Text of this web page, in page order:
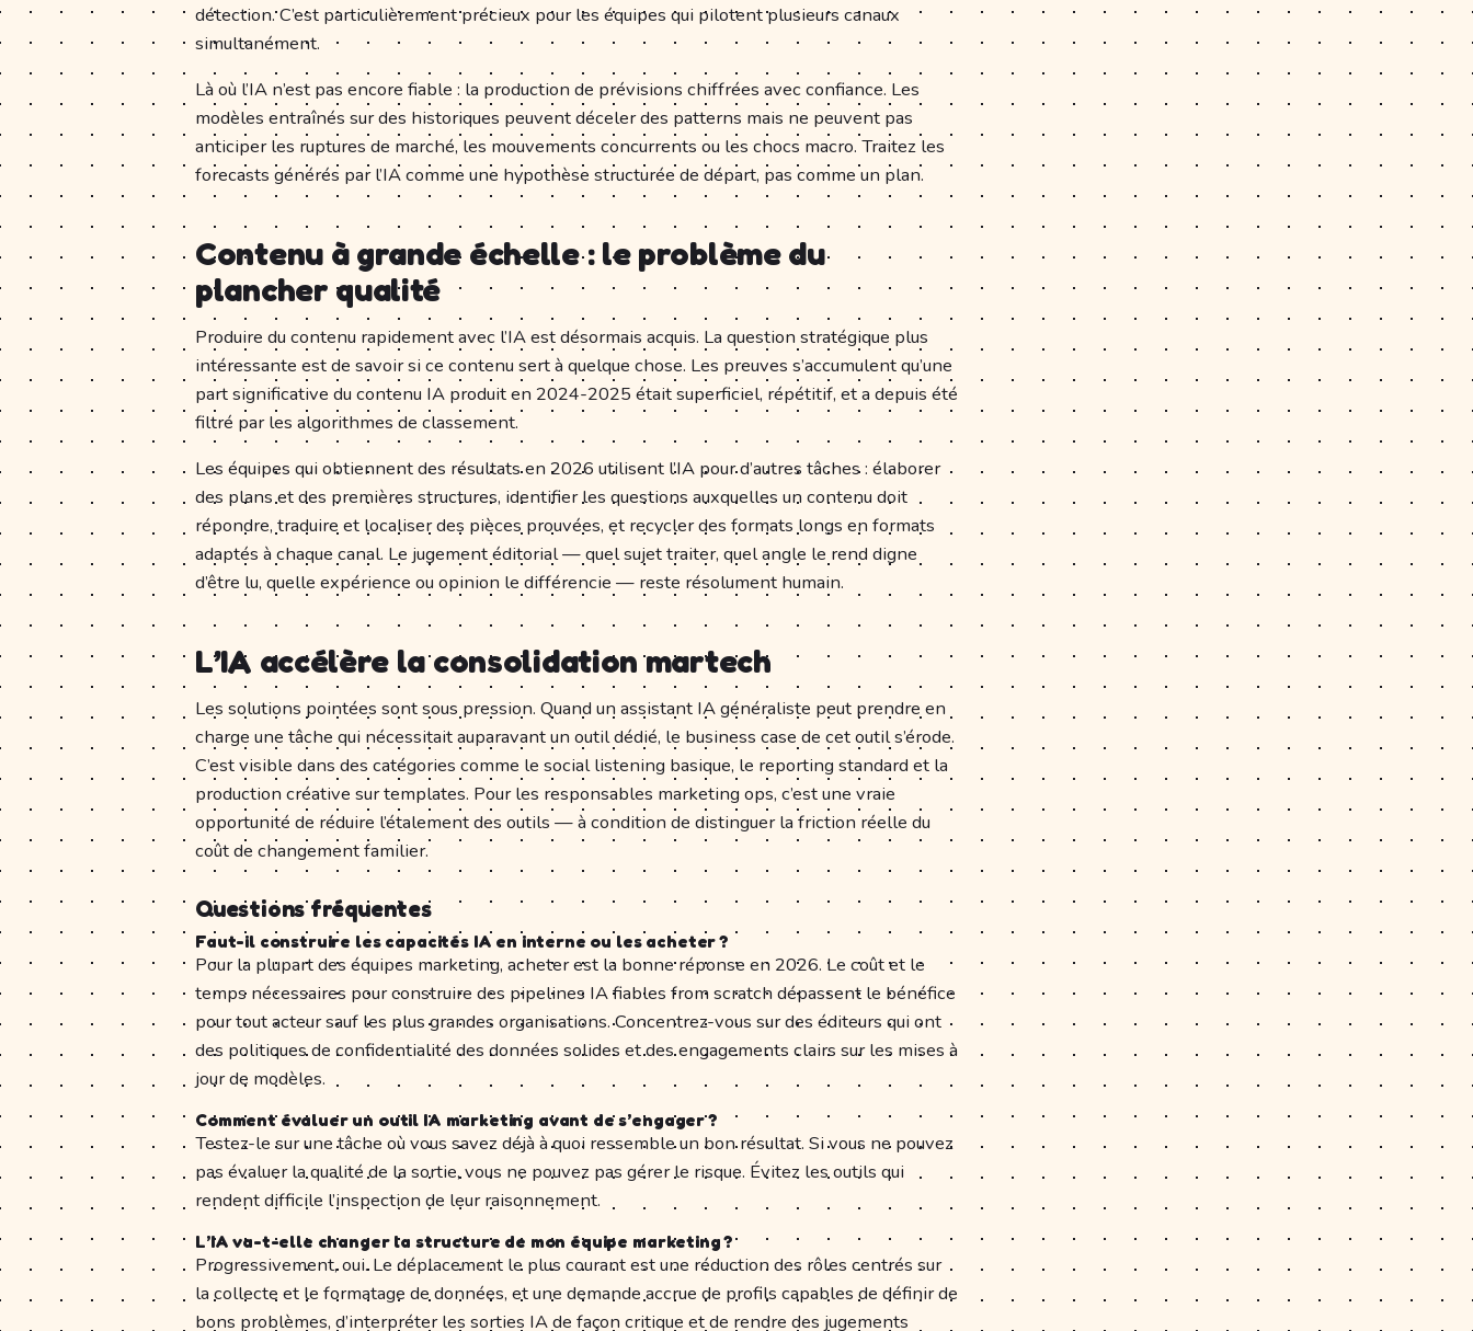
détection. C’est particulièrement précieux pour les équipes qui pilotent plusieurs canaux
simultanément.
Là où l’IA n’est pas encore fiable : la production de prévisions chiffrées avec confiance. Les
modèles entraînés sur des historiques peuvent déceler des patterns mais ne peuvent pas
anticiper les ruptures de marché, les mouvements concurrents ou les chocs macro. Traitez les
forecasts générés par l’IA comme une hypothèse structurée de départ, pas comme un plan.
Contenu à grande échelle : le problème du
plancher qualité
Produire du contenu rapidement avec l’IA est désormais acquis. La question stratégique plus
intéressante est de savoir si ce contenu sert à quelque chose. Les preuves s’accumulent qu’une
part significative du contenu IA produit en 2024-2025 était superficiel, répétitif, et a depuis été
filtré par les algorithmes de classement.
Les équipes qui obtiennent des résultats en 2026 utilisent l’IA pour d’autres tâches : élaborer
des plans et des premières structures, identifier les questions auxquelles un contenu doit
répondre, traduire et localiser des pièces prouvées, et recycler des formats longs en formats
adaptés à chaque canal. Le jugement éditorial — quel sujet traiter, quel angle le rend digne
d’être lu, quelle expérience ou opinion le différencie — reste résolument humain.
L’IA accélère la consolidation martech
Les solutions pointées sont sous pression. Quand un assistant IA généraliste peut prendre en
charge une tâche qui nécessitait auparavant un outil dédié, le business case de cet outil s’érode.
C’est visible dans des catégories comme le social listening basique, le reporting standard et la
production créative sur templates. Pour les responsables marketing ops, c’est une vraie
opportunité de réduire l’étalement des outils — à condition de distinguer la friction réelle du
coût de changement familier.
Questions fréquentes
Faut-il construire les capacités IA en interne ou les acheter ?
Pour la plupart des équipes marketing, acheter est la bonne réponse en 2026. Le coût et le
temps nécessaires pour construire des pipelines IA fiables from scratch dépassent le bénéfice
pour tout acteur sauf les plus grandes organisations. Concentrez-vous sur des éditeurs qui ont
des politiques de confidentialité des données solides et des engagements clairs sur les mises à
jour de modèles.
Comment évaluer un outil IA marketing avant de s’engager ?
Testez-le sur une tâche où vous savez déjà à quoi ressemble un bon résultat. Si vous ne pouvez
pas évaluer la qualité de la sortie, vous ne pouvez pas gérer le risque. Évitez les outils qui
rendent difficile l’inspection de leur raisonnement.
L’IA va-t-elle changer la structure de mon équipe marketing ?
Progressivement, oui. Le déplacement le plus courant est une réduction des rôles centrés sur
la collecte et le formatage de données, et une demande accrue de profils capables de définir de
bons problèmes, d’interpréter les sorties IA de façon critique et de rendre des jugements